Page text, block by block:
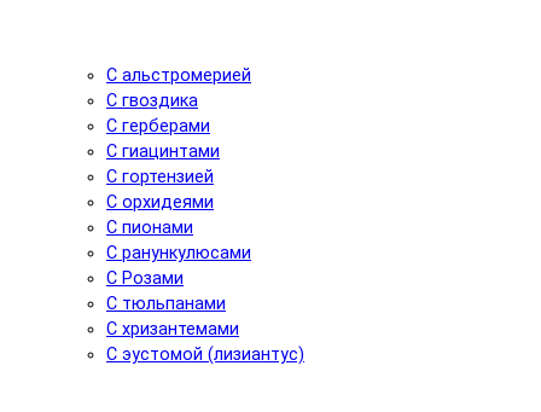
С альстромерией
С гвоздика
С герберами
С гиацинтами
С гортензией
С орхидеями
С пионами
С ранункулюсами
С Розами
С тюльпанами
С хризантемами
С эустомой (лизиантус)